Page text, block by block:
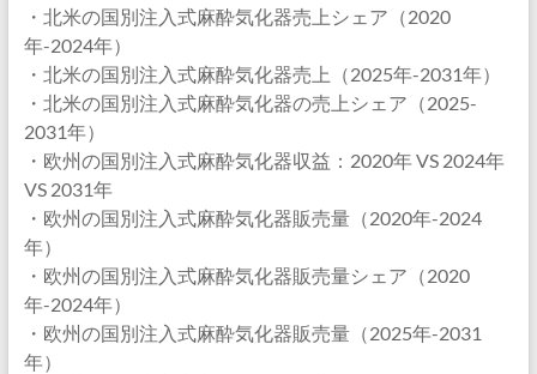
・北米の国別注入式麻酔気化器売上シェア（2020
年-2024年）
・北米の国別注入式麻酔気化器売上（2025年-2031年）
・北米の国別注入式麻酔気化器の売上シェア（2025-
2031年）
・欧州の国別注入式麻酔気化器収益：2020年 VS 2024年
VS 2031年
・欧州の国別注入式麻酔気化器販売量（2020年-2024
年）
・欧州の国別注入式麻酔気化器販売量シェア（2020
年-2024年）
・欧州の国別注入式麻酔気化器販売量（2025年-2031
年）